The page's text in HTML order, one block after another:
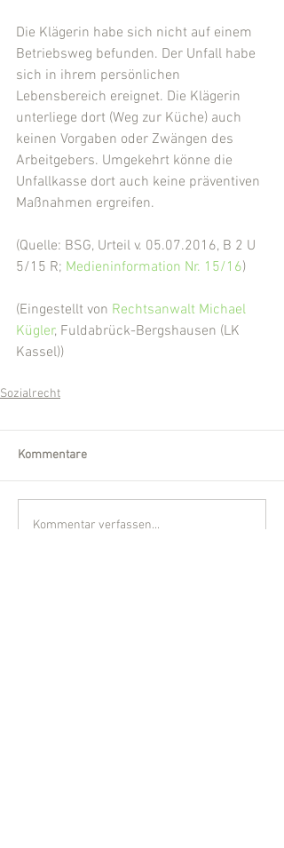
Die Klägerin habe sich nicht auf einem
Betriebsweg befunden. Der Unfall habe
sich in ihrem persönlichen
Lebensbereich ereignet. Die Klägerin
unterliege dort (Weg zur Küche) auch
keinen Vorgaben oder Zwängen des
Arbeitgebers. Umgekehrt könne die
Unfallkasse dort auch keine präventiven
Maßnahmen ergreifen.
(Quelle: BSG, Urteil v. 05.07.2016, B 2 U
5/15 R; Medieninformation Nr. 15/16)
(Eingestellt von Rechtsanwalt Michael
Kügler, Fuldabrück-Bergshausen (LK
Kassel))
Sozialrecht
Kommentare
Kommentar verfassen...